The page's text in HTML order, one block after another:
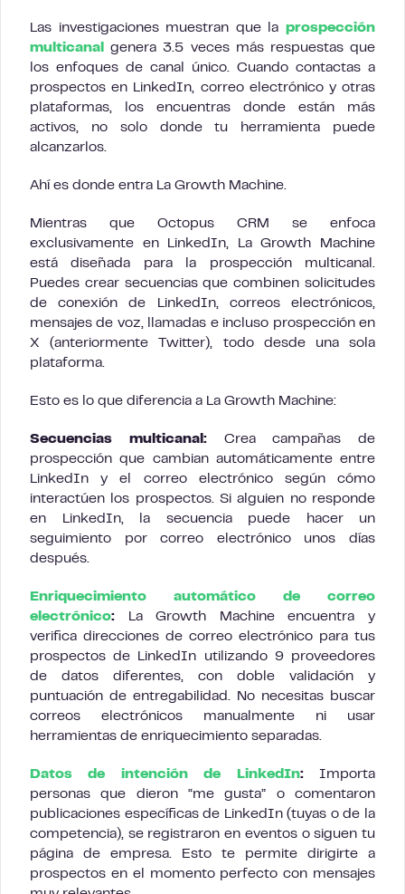
Las investigaciones muestran que la prospección
multicanal
genera 3.5 veces más respuestas que
los enfoques de canal único. Cuando contactas a
prospectos en LinkedIn, correo electrónico y otras
plataformas, los encuentras donde están más
activos, no solo donde tu herramienta puede
alcanzarlos.
Ahí es donde entra La Growth Machine.
Mientras que Octopus CRM se enfoca
exclusivamente en LinkedIn, La Growth Machine
está diseñada para la prospección multicanal.
Puedes crear secuencias que combinen solicitudes
de conexión de LinkedIn, correos electrónicos,
mensajes de voz, llamadas e incluso prospección en
X (anteriormente Twitter), todo desde una sola
plataforma.
Esto es lo que diferencia a La Growth Machine:
Secuencias multicanal:Crea campañas de
prospección que cambian automáticamente entre
LinkedIn y el correo electrónico según cómo
interactúen los prospectos. Si alguien no responde
en LinkedIn, la secuencia puede hacer un
seguimiento por correo electrónico unos días
después.
Enriquecimiento automático de correo
electrónico: La Growth Machine encuentra y
verifica direcciones de correo electrónico para tus
prospectos de LinkedIn utilizando 9 proveedores
de datos diferentes, con doble validación y
puntuación de entregabilidad. No necesitas buscar
correos electrónicos manualmente ni usar
herramientas de enriquecimiento separadas.
Datos de intención de LinkedIn:Importa
personas que dieron “me gusta” o comentaron
publicaciones específicas de LinkedIn (tuyas o de la
competencia), se registraron en eventos o siguen tu
página de empresa. Esto te permite dirigirte a
prospectos en el momento perfecto con mensajes